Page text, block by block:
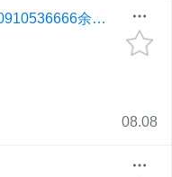
冷凍空調技師(歡迎直接電洽0910536666余小姐)
08.08